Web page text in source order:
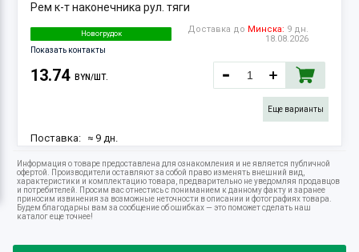
Рем к-т наконечника рул. тяги
Новогрудок
Показать контакты
Доставка до Минска: 9 дн.
18.08.2026
13.74 BYN/ШТ.
Еще варианты
Поставка: ≈ 9 дн.
Наличие:2 шт.
Информация о товаре предоставлена для ознакомления и не является публичной
офертой. Производители оставляют за собой право изменять внешний вид,
характеристики и комплектацию товара, предварительно не уведомляя продавцов
и потребителей. Просим вас отнестись с пониманием к данному факту и заранее
приносим извинения за возможные неточности в описании и фотографиях товара.
Будем благодарны вам за сообщение об ошибках — это поможет сделать наш
каталог еще точнее!